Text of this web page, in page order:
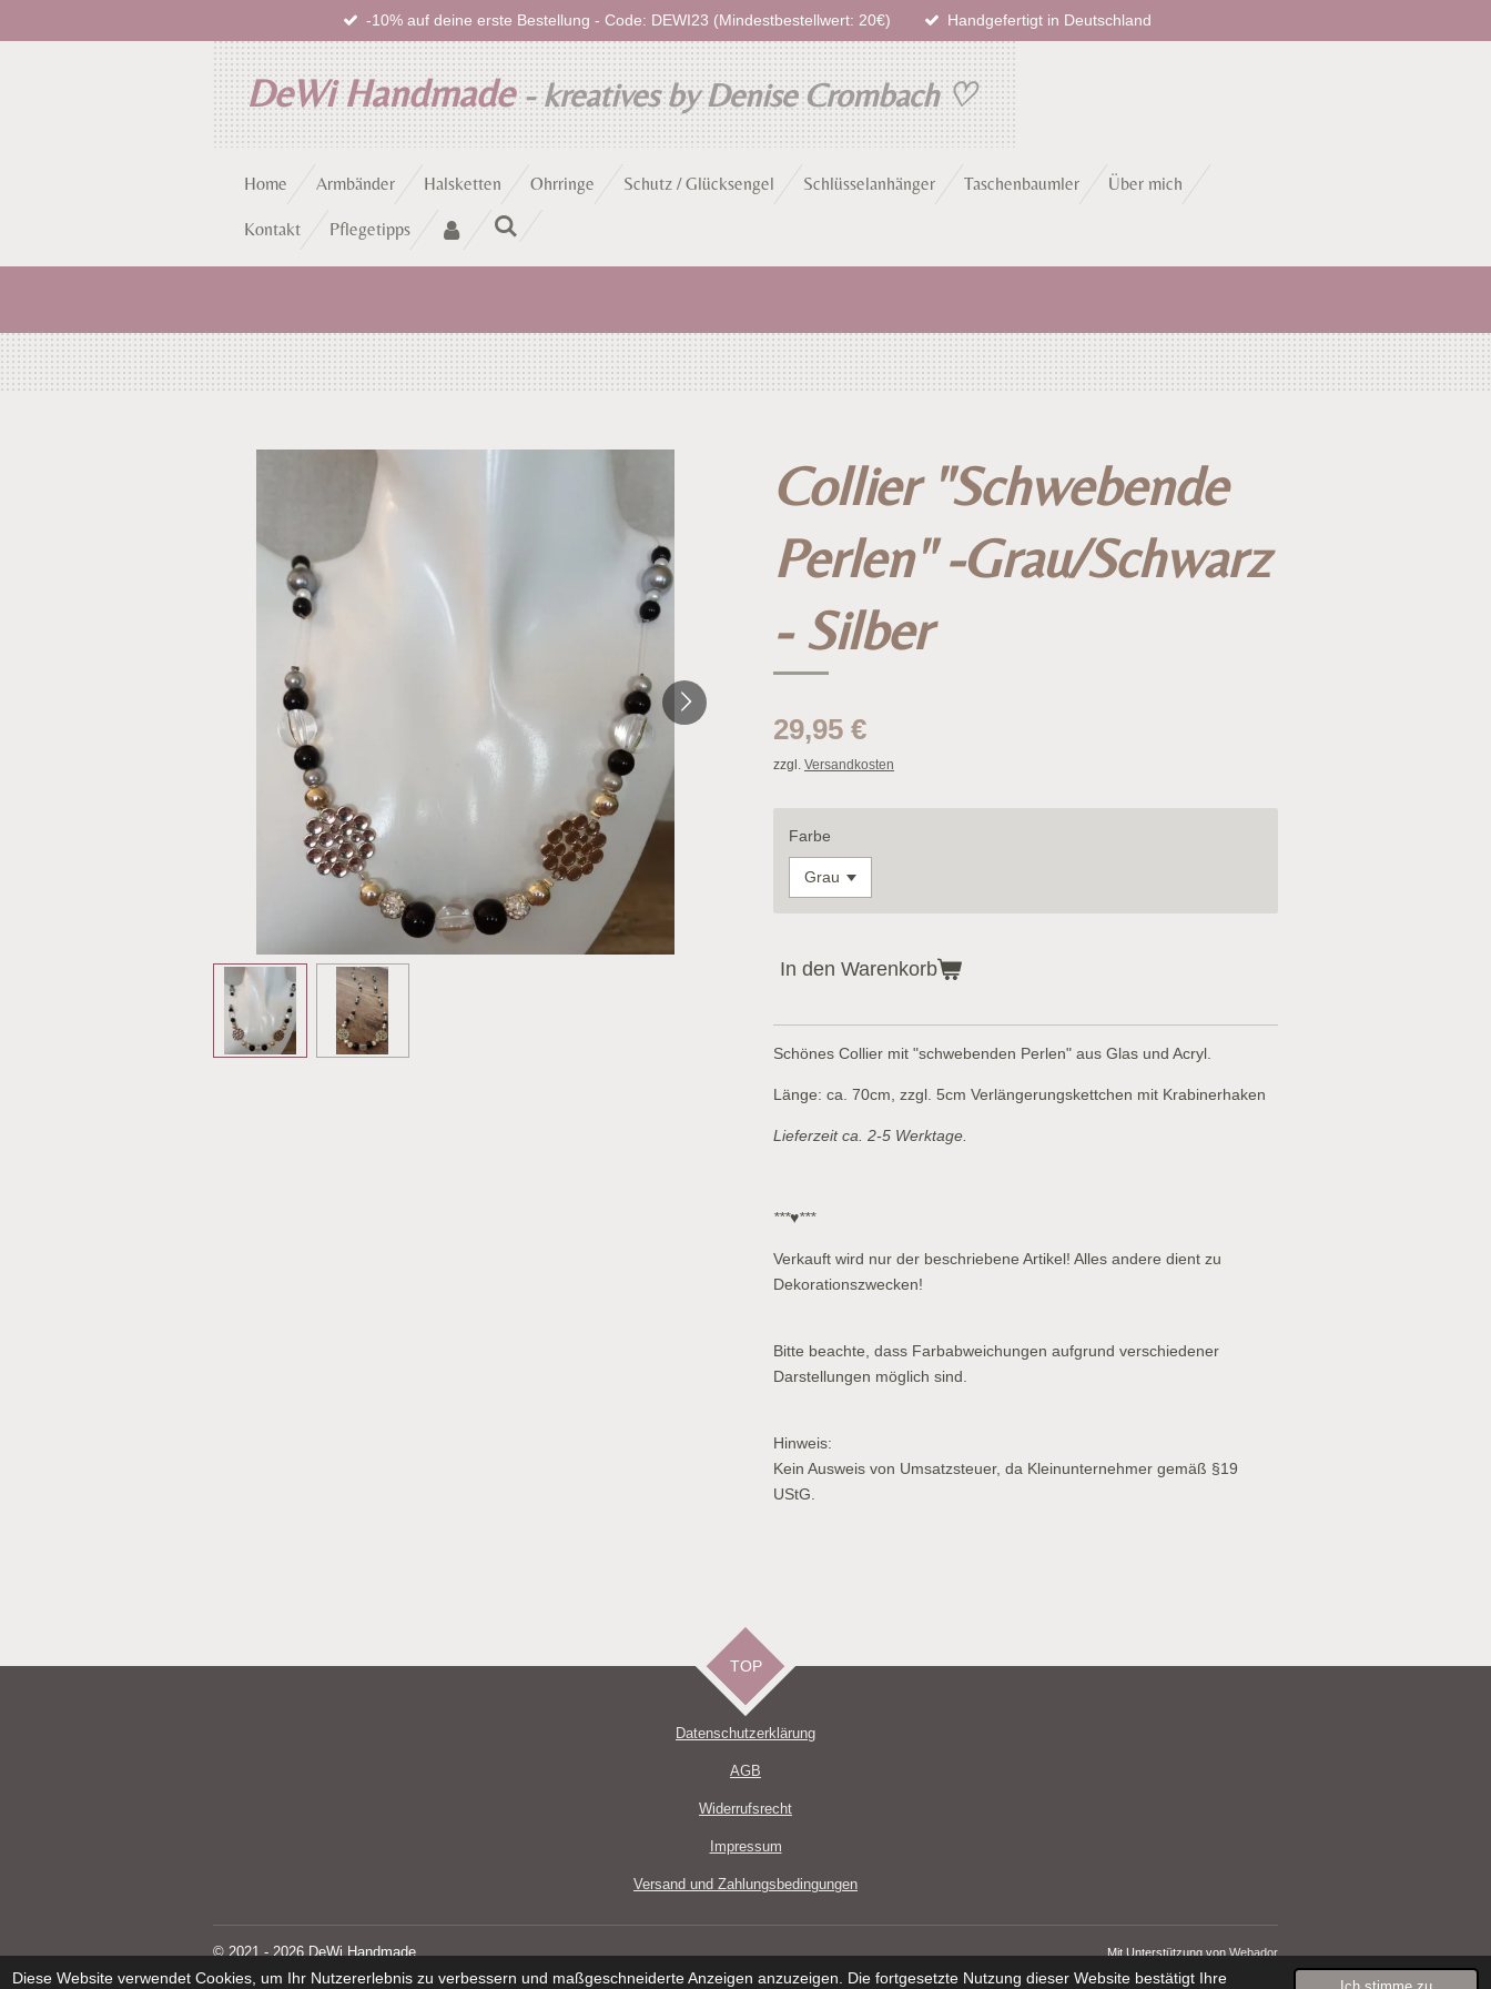
Diese Website verwendet Cookies, um Ihr Nutzererlebnis zu verbessern und maßgeschneiderte Anzeigen anzuzeigen. Die fortgesetzte Nutzung dieser Website bestätigt Ihre
-10% auf deine erste Bestellung - Code: DEWI23 (Mindestbestellwert: 20€) Handgefertigt in Deutschland
DeWi Handmade- kreatives by Denise Crombach♡
Home Armbänder Halsketten Ohrringe Schutz / Glücksengel Schlüsselanhänger Taschenbaumler Über mich
Kontakt Pflegetipps
Collier "Schwebende
Perlen" -Grau/Schwarz
- Silber
29,95 €
zzgl. Versandkosten
Farbe
In den Warenkorb
Schönes Collier mit "schwebenden Perlen" aus Glas und Acryl.
Länge: ca. 70cm, zzgl. 5cm Verlängerungskettchen mit Krabinerhaken
Lieferzeit ca. 2-5 Werktage.
***♥***
Verkauft wird nur der beschriebene Artikel! Alles andere dient zu
Dekorationszwecken!
Bitte beachte, dass Farbabweichungen aufgrund verschiedener
Darstellungen möglich sind.
Hinweis:
Kein Ausweis von Umsatzsteuer, da Kleinunternehmer gemäß §19
UStG.
TOP
Datenschutzerklärung
AGB
Widerrufsrecht
Impressum
Versand und Zahlungsbedingungen
© 2021 - 2026 DeWi Handmade Mit Unterstützung von Webador